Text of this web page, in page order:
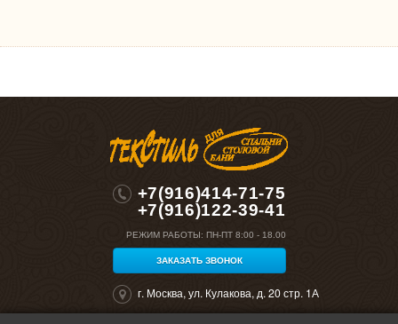
+7(916)414-71-75
+7(916)122-39-41
РЕЖИМ РАБОТЫ: ПН-ПТ 8:00 - 18.00
ЗАКАЗАТЬ ЗВОНОК
г. Москва, ул. Кулакова, д. 20 стр. 1А